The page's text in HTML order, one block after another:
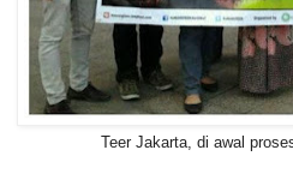
Teer Jakarta, di awal